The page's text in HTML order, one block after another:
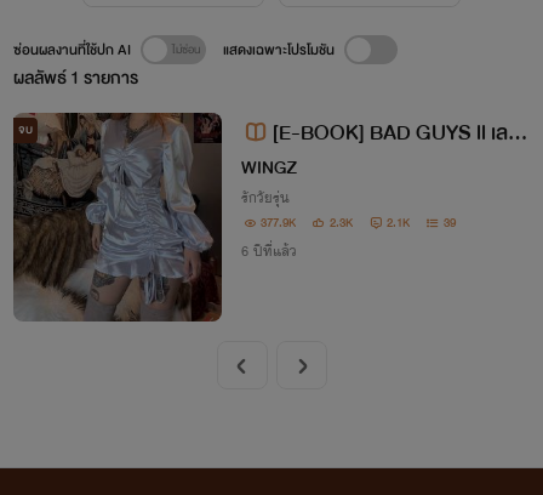
ผลลัพธ์1 รายการ
ซ่อนผลงานที่ใช้ปก AI แสดงเฉพาะโปรโมชัน
จบ
[E-BOOK] BAD GUYS ll เล
ว.ซ่อน.รัก NC20+
WINGZ
รักวัยรุ่น
377.9K 2.3K 2.1K 39
6 ปีที่แล้ว